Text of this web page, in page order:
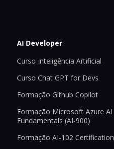
AI Developer
Curso Inteligência Artificial
Curso Chat GPT for Devs
Formação Github Copilot
Formação Microsoft Azure AI
Fundamentals (AI-900)
Formação AI-102 Certification